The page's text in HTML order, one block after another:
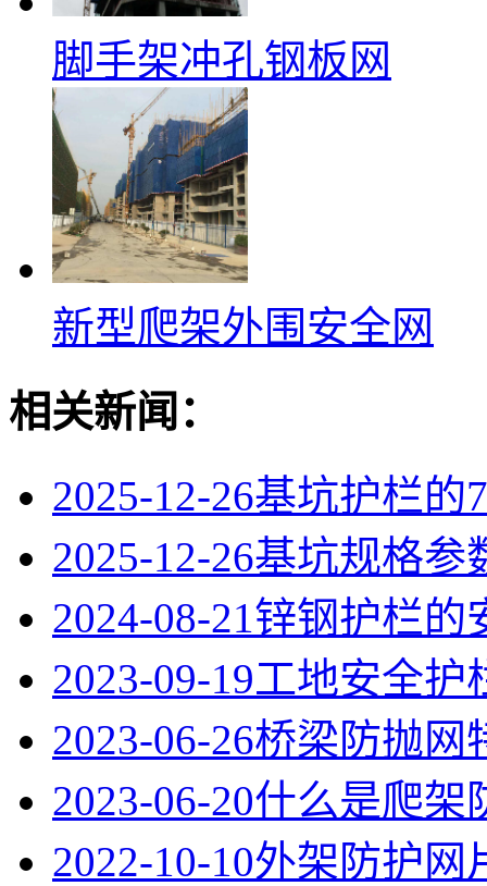
脚手架冲孔钢板网
新型爬架外围安全网
相关新闻：
2025-12-26基坑护栏的
2025-12-26基坑规格参
2024-08-21锌钢护栏的
2023-09-19工地安全护
2023-06-26桥梁防抛网
2023-06-20什么是爬架
2022-10-10外架防护网